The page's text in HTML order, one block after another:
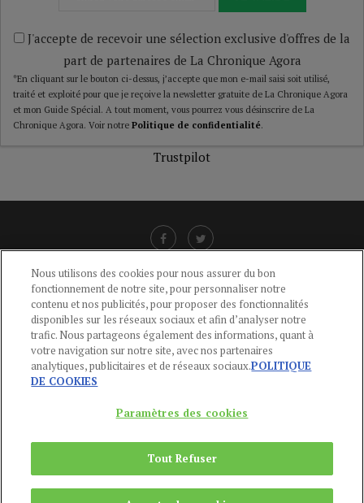
J'accepte de recevoir une sélection exclusive d'offres de la
part de partenaires de La Chronique Agora
*En cliquant sur le bouton ci-dessus, j’accepte que mon e-mail saisi soit utilisé,
traité et exploité pour que je reçoive la newsletter gratuite de La Chronique Agora
et mon Guide Spécial. A tout moment, vous pourrez vous désinscrire de La
Chronique Agora. Voir notre Politique de confidentialité.
Trustpilot
LIENS UTILES
CGU-POLITIQUE DE CONFIDENTIALITÉ -POLITIQUE DES COOKIES
MENTIONS LÉGALES -AIDE
CONTACT
Du Lundi au Vendredi, 9h-13h et 14h-17h
Copyright © 2024Publications Agora
Nous utilisons des cookies pour nous assurer du bon
fonctionnement de notre site, pour personnaliser notre
contenu et nos publicités, pour proposer des fonctionnalités
disponibles sur les réseaux sociaux et afin d’analyser notre
trafic. Nous partageons également des informations, quant à
votre navigation sur notre site, avec nos partenaires
analytiques, publicitaires et de réseaux sociaux.POLITIQUE
DE COOKIES
Paramètres des cookies
Tout Refuser